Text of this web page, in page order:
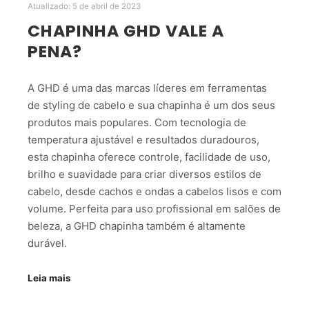
Atualizado: 5 de abril de 2023
CHAPINHA GHD VALE A
PENA?
A GHD é uma das marcas líderes em ferramentas
de styling de cabelo e sua chapinha é um dos seus
produtos mais populares. Com tecnologia de
temperatura ajustável e resultados duradouros,
esta chapinha oferece controle, facilidade de uso,
brilho e suavidade para criar diversos estilos de
cabelo, desde cachos e ondas a cabelos lisos e com
volume. Perfeita para uso profissional em salões de
beleza, a GHD chapinha também é altamente
durável.
Leia mais